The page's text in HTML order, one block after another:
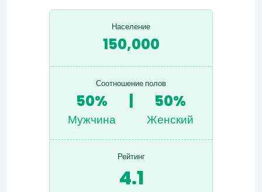
Население
150,000
Соотношение полов
50%
Мужчина
50%
Женский
Рейтинг
4.1